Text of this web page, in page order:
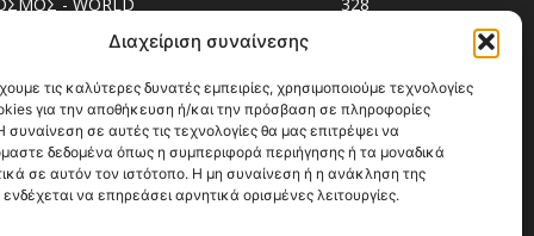
Διαχείριση συναίνεσης
τις καλύτερες δυνατές εμπειρίες, χρησιμοποιούμε τεχνολογίες
για την αποθήκευση ή/και την πρόσβαση σε πληροφορίες
σε αυτές τις τεχνολογίες θα μας επιτρέψει να
δεδομένα όπως η συμπεριφορά περιήγησης ή τα μοναδικά
σε αυτόν τον ιστότοπο. Η μη συναίνεση ή η ανάκληση της
να επηρεάσει αρνητικά ορισμένες λειτουργίες.
spots
294
Release
250
247
ΟΔΗΓΟΙ
215